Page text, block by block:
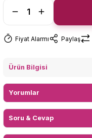
Fiyat Alarmı Paylaş
Ürün Bilgisi
Yorumlar
Soru & Cevap